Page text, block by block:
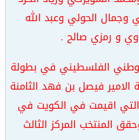
وجمال الحولي وعبد الله
و رمزي صالح .
الفلسطيني في بطولة
فيصل بن فهد الثامنة
اقيمت في الكويت في